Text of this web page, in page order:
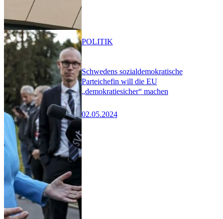
Schwedens sozialdemokratische
Parteichefin will die EU
„demokratiesicher“ machen
02.05.2024
POLITIK